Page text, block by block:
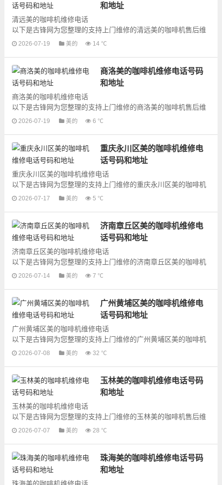
和地址
清远美的咖啡机维修电话
以下是古锋网为您整理的支持上门维修的清远美的咖啡机售后维
修网点地址和号码信息，可以为您提供美的咖啡机的各种型号咖
2026-07-19 美的 14 ℃
商洛美的咖啡机维修电话号码
和地址
商洛美的咖啡机维修电话
以下是古锋网为您整理的支持上门维修的商洛美的咖啡机售后维
修网点地址和号码信息，可以为您提供美的咖啡机的各种型号咖
2026-07-19 美的 6 ℃
重庆永川区美的咖啡机维修电
话号码和地址
重庆永川区美的咖啡机维修电话
以下是古锋网为您整理的支持上门维修的重庆永川区美的咖啡机
售后维修网点地址和号码信息，可以为您提供美的咖啡机的各种
2026-07-17 美的 5 ℃
济南章丘区美的咖啡机维修电
话号码和地址
济南章丘区美的咖啡机维修电话
以下是古锋网为您整理的支持上门维修的济南章丘区美的咖啡机
售后维修网点地址和号码信息，可以为您提供美的咖啡机的各种
2026-07-14 美的 7 ℃
广州黄埔区美的咖啡机维修电
话号码和地址
广州黄埔区美的咖啡机维修电话
以下是古锋网为您整理的支持上门维修的广州黄埔区美的咖啡机
售后维修网点地址和号码信息，可以为您提供美的咖啡机的各种
2026-07-08 美的 32 ℃
玉林美的咖啡机维修电话号码
和地址
玉林美的咖啡机维修电话
以下是古锋网为您整理的支持上门维修的玉林美的咖啡机售后维
修网点地址和号码信息，可以为您提供美的咖啡机的各种型号咖
2026-07-07 美的 28 ℃
珠海美的咖啡机维修电话号码
和地址
珠海美的咖啡机维修电话